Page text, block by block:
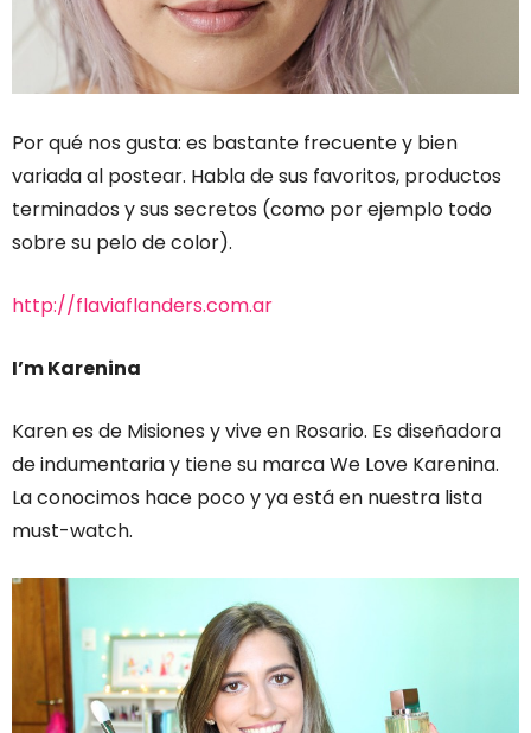
Por qué nos gusta: es bastante frecuente y bien
variada al postear. Habla de sus favoritos, productos
terminados y sus secretos (como por ejemplo todo
sobre su pelo de color).
http://flaviaflanders.com.ar
I’m Karenina
Karen es de Misiones y vive en Rosario. Es diseñadora
de indumentaria y tiene su marca We Love Karenina.
La conocimos hace poco y ya está en nuestra lista
must-watch.